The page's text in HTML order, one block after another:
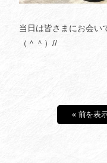
当日は皆さまにお会い
（＾＾）//
« 前を表